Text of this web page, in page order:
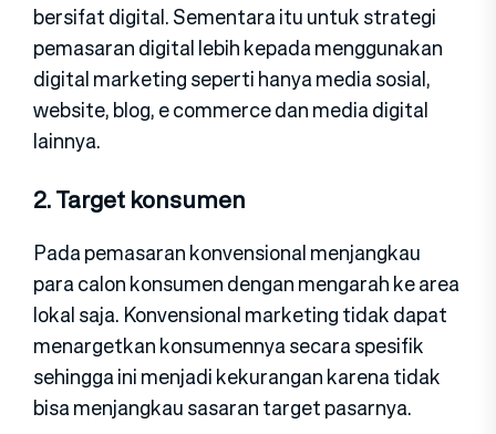
bersifat digital. Sementara itu untuk strategi
pemasaran digital lebih kepada menggunakan
digital marketing seperti hanya media sosial,
website, blog, e commerce dan media digital
lainnya.
2. Target konsumen
Pada pemasaran konvensional menjangkau
para calon konsumen dengan mengarah ke area
lokal saja. Konvensional marketing tidak dapat
menargetkan konsumennya secara spesifik
sehingga ini menjadi kekurangan karena tidak
bisa menjangkau sasaran target pasarnya.